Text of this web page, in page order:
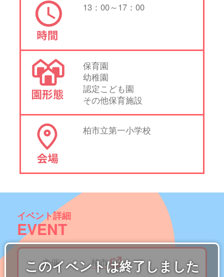
13：00～17：00
保育園
幼稚園
認定こども園
その他保育施設
柏市立第一小学校
イベント詳細
EVENT
主催 柏市
このイベントは終了しました